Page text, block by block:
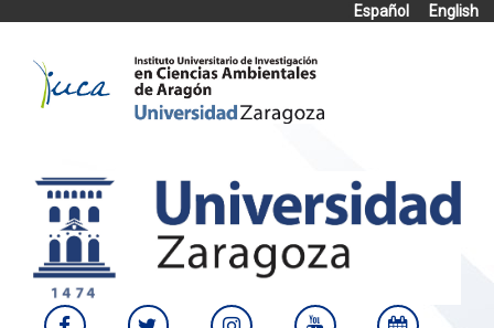
Español
English
content